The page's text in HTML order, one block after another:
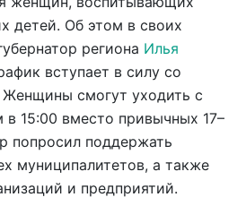
детей. Об этом в своих
региона Илья
вступает в силу со
смогут уходить с
в 15:00 вместо привычных 17–
попросил поддержать
муниципалитетов, а также
и предприятий.